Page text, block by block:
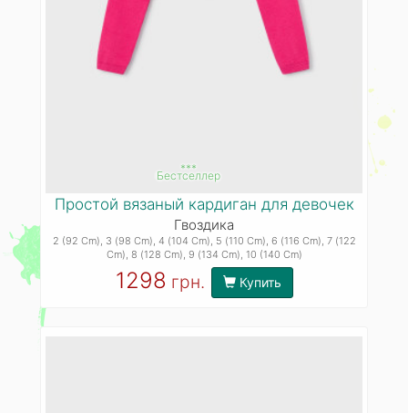
***
Бестселлер
Простой вязаный кардиган для девочек
Гвоздика
2 (92 Cm), 3 (98 Cm), 4 (104 Cm), 5 (110 Cm), 6 (116 Cm), 7 (122
Cm), 8 (128 Cm), 9 (134 Cm), 10 (140 Cm)
1298 грн. Купить